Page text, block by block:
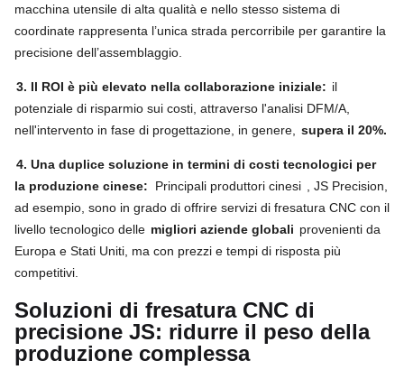
macchina utensile di alta qualità e nello stesso sistema di
coordinate rappresenta l’unica strada percorribile per garantire la
precisione dell’assemblaggio.
3. Il ROI è più elevato nella collaborazione iniziale: il
potenziale di risparmio sui costi, attraverso l'analisi DFM/A,
nell'intervento in fase di progettazione, in genere,
supera il 20%.
4. Una duplice soluzione in termini di costi tecnologici per
la produzione cinese:
Principali produttori cinesi
, JS Precision,
ad esempio, sono in grado di offrire servizi di fresatura CNC con il
livello tecnologico delle migliori aziende globali provenienti da
Europa e Stati Uniti, ma con prezzi e tempi di risposta più
competitivi.
Soluzioni di fresatura CNC di
precisione JS: ridurre il peso della
produzione complessa